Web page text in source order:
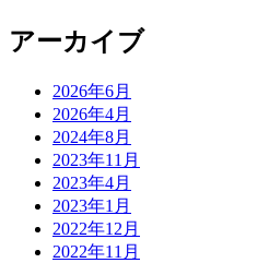
アーカイブ
2026年6月
2026年4月
2024年8月
2023年11月
2023年4月
2023年1月
2022年12月
2022年11月